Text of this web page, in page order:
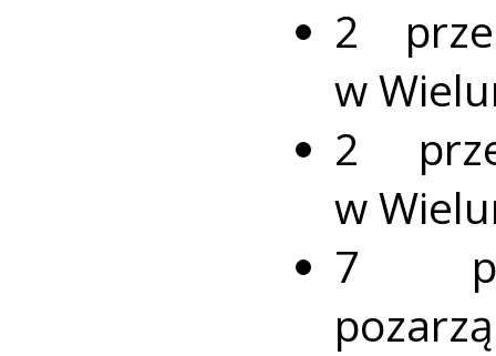
2
w
2
w
7